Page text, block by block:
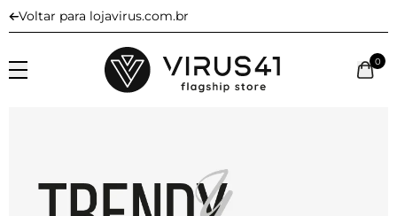
Voltar para lojavirus.com.br
0